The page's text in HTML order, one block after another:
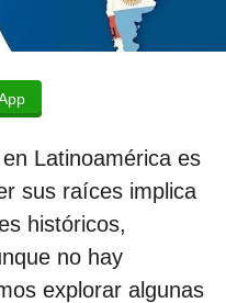
i
ó
n
Latinoamérica es
sus raíces implica
históricos,
no hay
explorar algunas